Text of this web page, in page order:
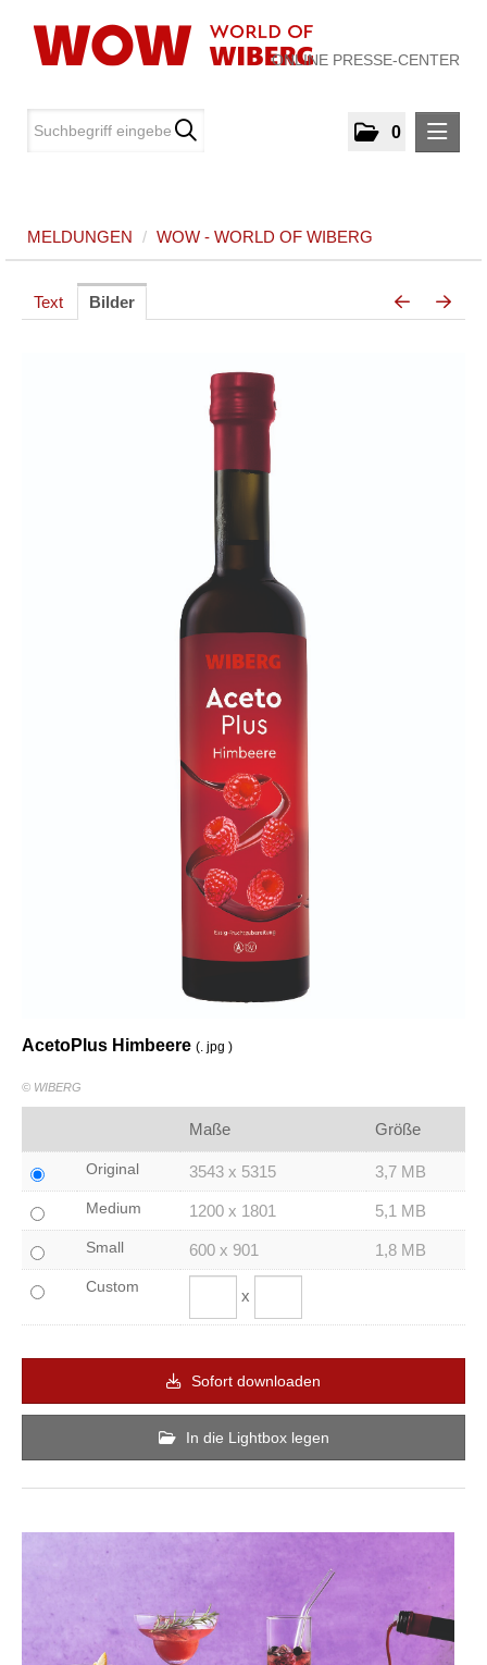
ONLINE PRESSE-CENTER
0
WOW - World of WIBERG
MEDIA
MELDUNGEN / WOW - WORLD OF WIBERG
Text Bilder
AcetoPlus Himbeere (. jpg )
© WIBERG
Maße Größe
Original 3543 x 5315 3,7 MB
Medium 1200 x 1801 5,1 MB
Small 600 x 901 1,8 MB
Custom x
Sofort downloaden
In die Lightbox legen